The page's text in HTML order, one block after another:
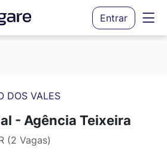
Entrar
DOS VALES
- Agência Teixeira
(2 Vagas)